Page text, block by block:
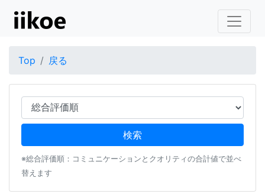
Top 戻る
※総合評価順：コミュニケーションとクオリティの合計値で並べ
替えます